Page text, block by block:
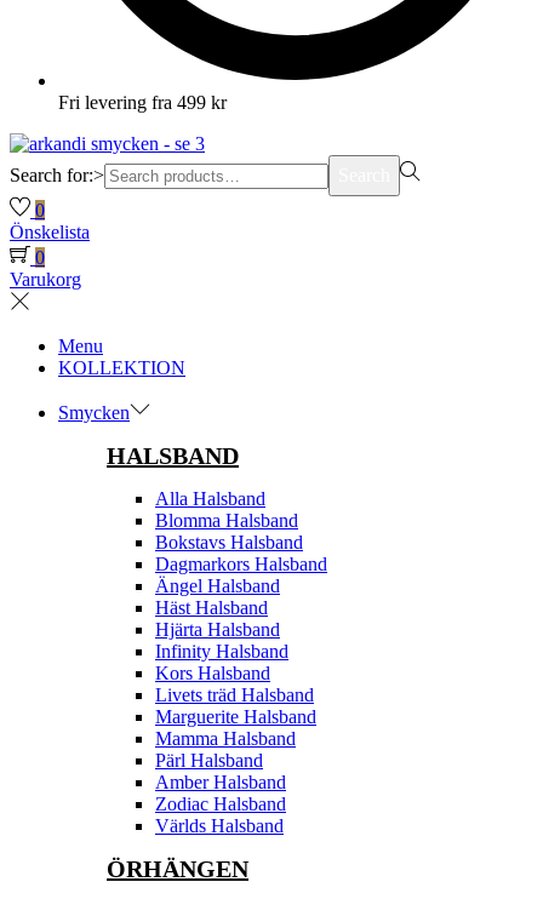
Fri levering fra 499 kr
Search for:>
0
Önskelista
0
Varukorg
Menu
KOLLEKTION
Smycken
HALSBAND
Alla Halsband
Blomma Halsband
Bokstavs Halsband
Dagmarkors Halsband
Ängel Halsband
Häst Halsband
Hjärta Halsband
Infinity Halsband
Kors Halsband
Livets träd Halsband
Marguerite Halsband
Mamma Halsband
Pärl Halsband
Amber Halsband
Zodiac Halsband
Världs Halsband
ÖRHÄNGEN